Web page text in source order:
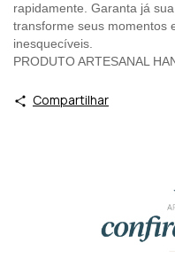
rapidamente. Garanta já
transforme seus momentos
inesquecíveis.
PRODUTO ARTESANAL
Compartilhar